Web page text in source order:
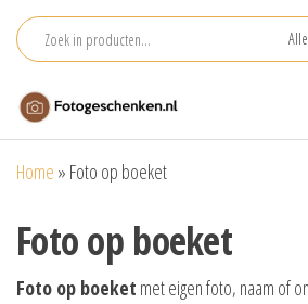
naar
inhoud
voor je foto
Home » Foto op boeket
Foto op boeket
Foto op boeket met eigen foto, naam of